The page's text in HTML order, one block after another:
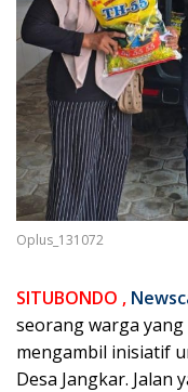
Oplus_131072
SITUBONDO ,
seorang warga
mengambil inisiatif
Desa Jangkar.